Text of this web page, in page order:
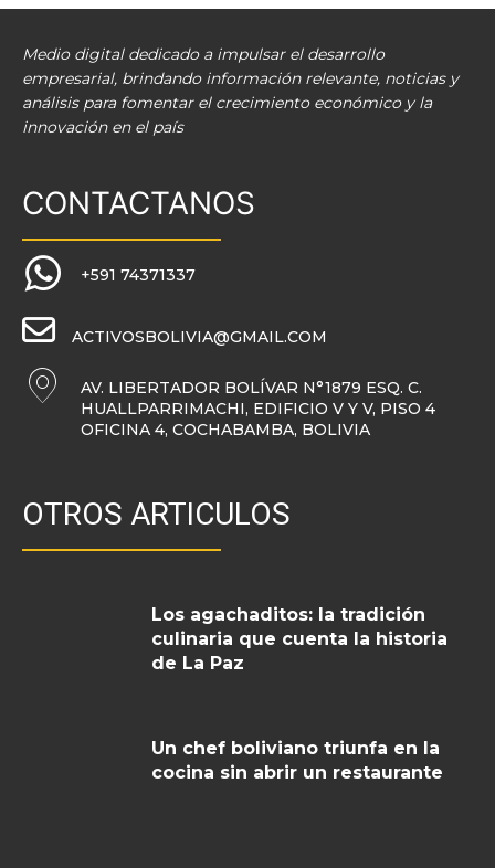
Medio digital dedicado a impulsar el desarrollo
empresarial, brindando información relevante, noticias y
análisis para fomentar el crecimiento económico y la
innovación en el país
CONTACTANOS
+591 74371337
ACTIVOSBOLIVIA@GMAIL.COM
AV. LIBERTADOR BOLÍVAR N°1879 ESQ. C.
HUALLPARRIMACHI, EDIFICIO V Y V, PISO 4
OFICINA 4, COCHABAMBA, BOLIVIA
OTROS ARTICULOS
Los agachaditos: la tradición
culinaria que cuenta la historia
de La Paz
Un chef boliviano triunfa en la
cocina sin abrir un restaurante